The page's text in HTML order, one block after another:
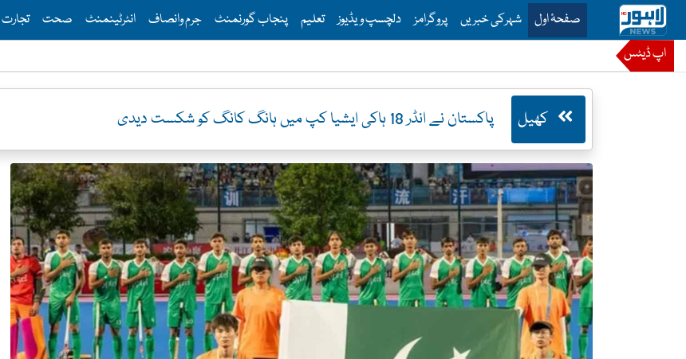
صفحۂ اولThis is the main menu for Lahore News
شہرکی خبریں پروگرامز دلچسپ ویڈیوز تعلیم پنجاب گورنمنٹ جرم وانصاف انٹرٹینمنٹ صحت تجارت
اپ ڈیٹس
کھیل پاکستان نے انڈر 18 ہاکی ایشیا کپ میں ہانگ کانگ کو شکست دیدی